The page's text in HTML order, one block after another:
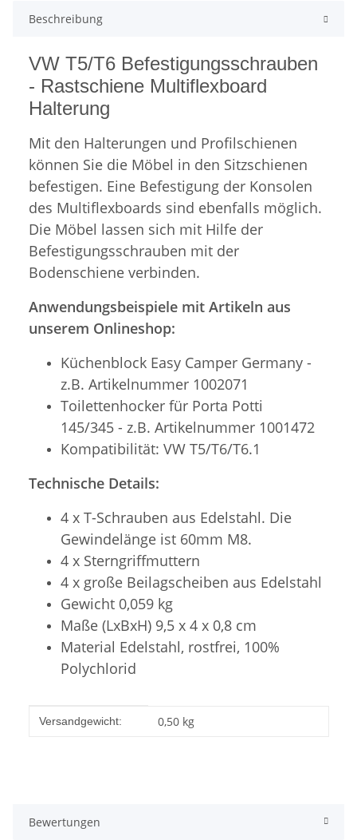
Beschreibung
VW T5/T6 Befestigungsschrauben
- Rastschiene Multiflexboard
Halterung
Mit den Halterungen und Profilschienen
können Sie die Möbel in den Sitzschienen
befestigen. Eine Befestigung der Konsolen
des Multiflexboards sind ebenfalls möglich.
Die Möbel lassen sich mit Hilfe der
Befestigungsschrauben mit der
Bodenschiene verbinden.
Anwendungsbeispiele mit Artikeln aus
unserem Onlineshop:
Küchenblock Easy Camper Germany -
z.B. Artikelnummer 1002071
Toilettenhocker für Porta Potti
145/345 - z.B. Artikelnummer 1001472
Kompatibilität: VW T5/T6/T6.1
Technische Details:
4 x T-Schrauben aus Edelstahl. Die
Gewindelänge ist 60mm M8.
4 x Sterngriffmuttern
4 x große Beilagscheiben aus Edelstahl
Gewicht 0,059 kg
Maße (LxBxH) 9,5 x 4 x 0,8 cm
Material Edelstahl, rostfrei, 100%
Polychlorid
Produkteigenschaft
Wert
Versandgewicht: 0,50 kg
Bewertungen